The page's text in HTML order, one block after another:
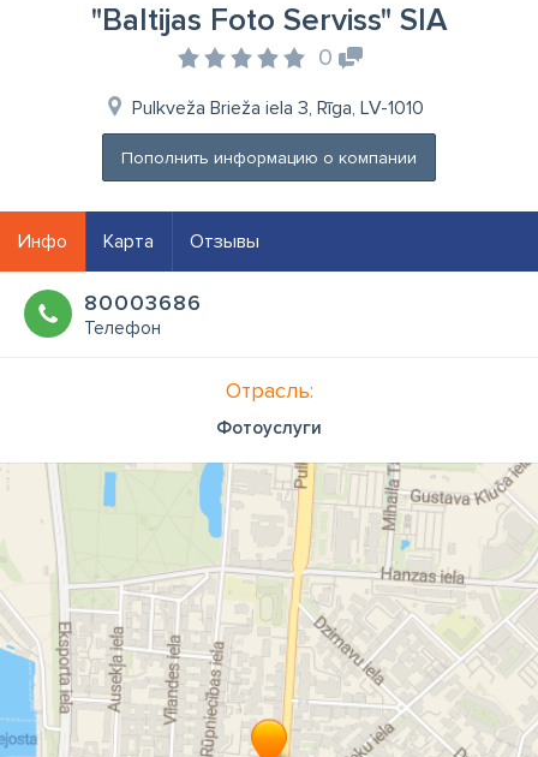
"Baltijas Foto Serviss" SIA
0
Pulkveža Brieža iela 3, Rīga, LV-1010
Пополнить информацию о компании
Инфо Карта Отзывы
80003686
Телефон
Отрасль:
Фотоуслуги